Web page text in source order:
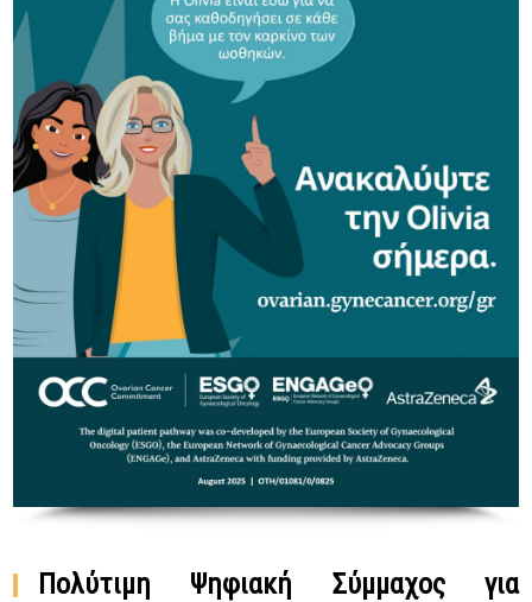
Πολύτιμη Ψηφιακή Σύμμαχος για